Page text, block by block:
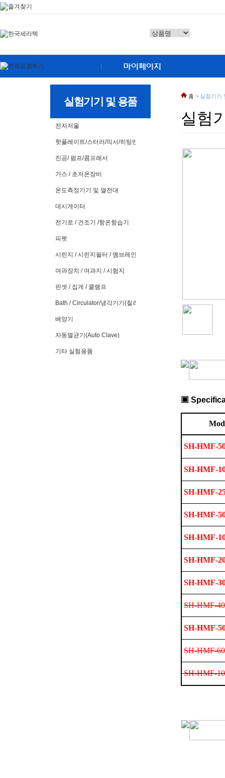
실험기기 및 용품
전자저울
핫플레이트/스터러/믹서/히팅맨틀
진공/ 펌프/콤프레서
가스 / 초저온장비
온도측정기기 및 열전대
데시게이터
전기로 / 건조기 /항온항습기
피펫
시린지 / 시린지필터 / 멤브레인필터
여과장치 / 여과지 / 시험지
핀셋 / 집게 / 클램프
Bath / Circulator/냉각기기(칠러)
배양기
자동멸균기(Auto Clave)
기타 실험용품
홈 > 실험기기
실험
▣
SH-HMF-
SH-HMF-
SH-HMF-
SH-HMF-
SH-HMF-
SH-HMF-
SH-HMF-
SH-HMF-
SH-HMF-
SH-HMF-
SH-HMF-